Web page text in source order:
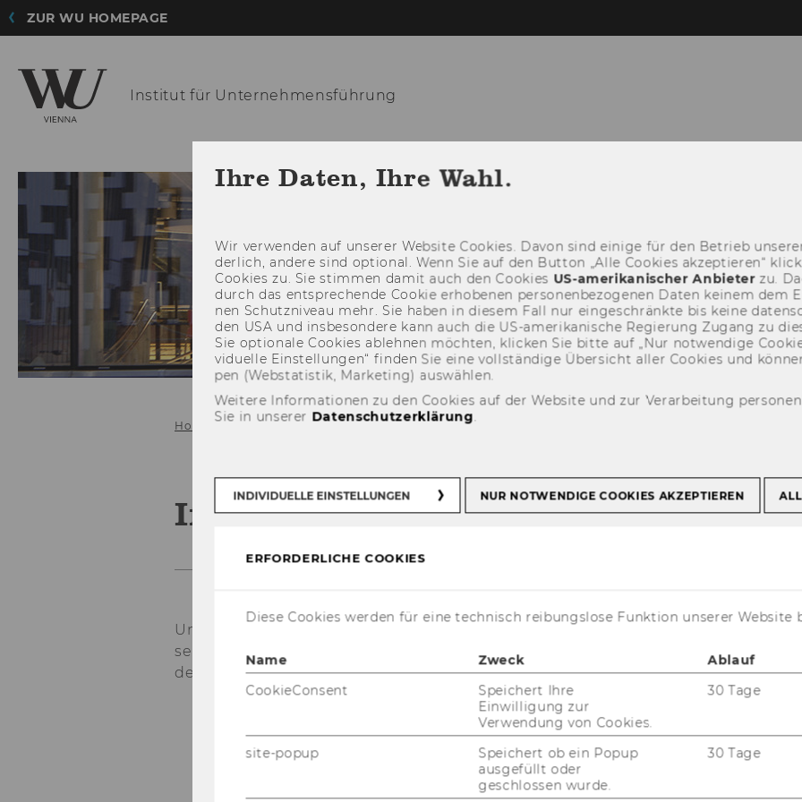
ZUR WU HOMEPAGE
Institut für Unternehmensführung
Home About IfU IfU Mission Statement
IfU Mission Statement
Un­ter­neh­mens­füh­rung kann aus un­ter­schied­li­chen Per­spek­ti­ven wis­
sen­schaft­lich un­ter­sucht und prak­tisch ge­stal­tet wer­den. Zen­tra­le Be­
deu­tung kommt dabei fol­gen­den drei Per­spek­ti­ven zu:
Fi­nanz­wirt­schaft­li­che Un­ter­neh­mens­füh­rung (Ac­coun­ting & Fi­
nan­ce),
Go­ver­nan­ce, Or­ga­ni­sa­ti­on und Per­so­nal­füh­rung
Ihre Daten, Ihre Wahl.
Wir ver­wen­den auf un­se­rer Web­site Coo­kies. Davon sind ei­ni­ge für den Be­trieb
der­lich, an­de­re sind op­tio­nal. Wenn Sie auf den But­ton „Alle Coo­kies ak­zep­tie­ren“
Coo­kies zu. Sie stim­men damit auch den Coo­kies US-​amerikanischer An­bie­terzu.
durch das ent­spre­chen­de Coo­kie er­ho­be­nen per­so­nen­be­zo­ge­nen Daten kei­nem dem
nen Schutz­ni­veau mehr. Sie haben in die­sem Fall nur ein­ge­schränk­te bis keine
den USA und ins­be­son­de­re kann auch die US-​amerikanische Re­gie­rung Zu­gang zu
Sie op­tio­na­le Coo­kies ab­leh­nen möch­ten, kli­cken Sie bitte auf „Nur not­wen­di­ge
vi­du­el­le Ein­stel­lun­gen“ fin­den Sie eine voll­stän­di­ge Über­sicht aller Coo­kies und
pen (Web­sta­tis­tik, Mar­ke­ting) aus­wäh­len.
Weitere Informationen zu den Cookies auf der Website und zur Verarbeitung
Sie in unserer Datenschutzerklärung.
INDIVIDUELLE EINSTELLUNGEN NUR NOTWENDIGE COOKIES AKZEPTIEREN
ERFORDERLICHE COOKIES
Diese Cookies werden für eine technisch reibungslose Funktion unserer Website
Name Zweck Ablauf
CookieConsent
Speichert Ihre
Einwilligung zur
Verwendung von Cookies.
30 Tage
site-popup
Speichert ob ein Popup
ausgefüllt oder
geschlossen wurde.
30 Tage